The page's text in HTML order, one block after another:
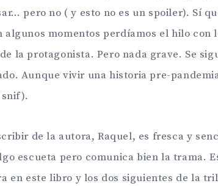
pero no ( y esto no es un spoiler). Sí
algunos momentos perdíamos el hilo con
la protagonista. Pero nada grave. Se
Aunque vivir una historia pre-
de la autora, Raquel, es fresca y
escueta pero comunica bien la trama.
en este libro y los dos siguientes de la